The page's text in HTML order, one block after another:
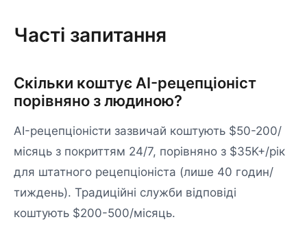
Часті запитання
Скільки коштує AI-рецепціоніст
порівняно з людиною?
AI-рецепціоністи зазвичай коштують $50-200/
місяць з покриттям 24/7, порівняно з $35K+/рік
для штатного рецепціоніста (лише 40 годин/
тиждень). Традиційні служби відповіді
коштують $200-500/місяць.